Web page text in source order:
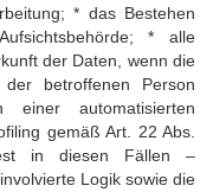
* das Bestehen
* alle
der Daten, wenn die
betroffenen Person
automatisierten
gemäß Art. 22 Abs.
in diesen Fällen –
Logik sowie die